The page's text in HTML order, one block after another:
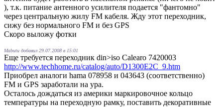
), т.к. питание антенного усилителя подается "фантомно"
через центральную жилу FM кабеля. Жду этот переходник,
сижу без нормального FM и без GPS
Скоро выложу фотки
Mabutu добавил 29.07.2008 в 15:01
Еще требуется переходник din>iso Calearo 7420003
http://www.techhome.ru/catalog/auto/D1300E2C_9.htm
Приобрел аналоги hama 078958 и 043643 (соответственно)
FM и GPS заработали на ура.
Осталось дождаться из америки маркировочное кольцо
температуры на переходную рамку, поставить декоративные